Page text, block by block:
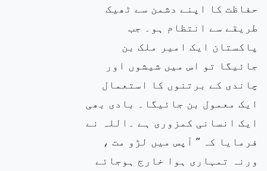
حفاظت کا اپنے دشمن سے ٹھیک
طریقے سے انتظام ہو۔ جب
پاکستان ایک امیر ملک بن
جائیگا تو اس میں شیشوں اور
چاندی کے برتنوں کا استعمال
ایک معمول بن جائیگا۔ بادی بھی
ایک انسانی کمزوری ہے ۔اللہ نے
فرمایا کہ ” آپس میں لڑو مت ،
ورنہ تمہاری ہوا خارج ہوجائے